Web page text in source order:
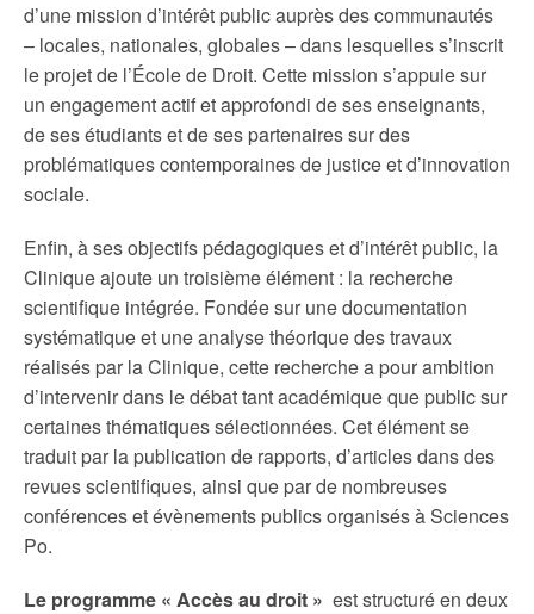
d’une mission d’intérêt public auprès des communautés
– locales, nationales, globales – dans lesquelles s’inscrit
le projet de l’École de Droit. Cette mission s’appuie sur
un engagement actif et approfondi de ses enseignants,
de ses étudiants et de ses partenaires sur des
problématiques contemporaines de justice et d’innovation
sociale.
Enfin, à ses objectifs pédagogiques et d’intérêt public, la
Clinique ajoute un troisième élément : la recherche
scientifique intégrée. Fondée sur une documentation
systématique et une analyse théorique des travaux
réalisés par la Clinique, cette recherche a pour ambition
d’intervenir dans le débat tant académique que public sur
certaines thématiques sélectionnées. Cet élément se
traduit par la publication de rapports, d’articles dans des
revues scientifiques, ainsi que par de nombreuses
conférences et évènements publics organisés à Sciences
Po.
Le programme « Accès au droit » est structuré en deux